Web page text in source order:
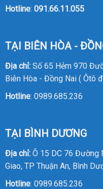
Hotline: 091.66.11.055
TẠI BIÊN HÒA -
Địa chỉ:Số 65 Hẻm 970
Biên Hòa - Đồng Nai ( Ôtô
Hotline: 0989.685.236
TẠI BÌNH DƯƠNG
Địa chỉ:Ô 15 DC 76 Đường
Giao, TP Thuận An, Bình
Hotline: 0989.685.236